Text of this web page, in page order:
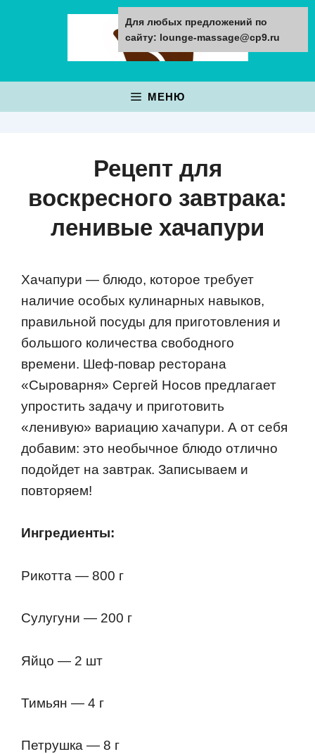
МЕНЮ
Рецепт для
воскресного завтрака:
ленивые хачапури
Хачапури — блюдо, которое требует
наличие особых кулинарных навыков,
правильной посуды для приготовления и
большого количества свободного
времени. Шеф-повар ресторана
«Сыроварня» Сергей Носов предлагает
упростить задачу и приготовить
«ленивую» вариацию хачапури. А от себя
добавим: это необычное блюдо отлично
подойдет на завтрак. Записываем и
повторяем!
Ингредиенты:
Рикотта — 800 г
Сулугуни — 200 г
Яйцо — 2 шт
Тимьян — 4 г
Петрушка — 8 г
Для любых предложений по
сайту: lounge-massage@cp9.ru